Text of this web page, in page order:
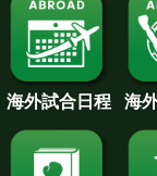
海外試合日程 海